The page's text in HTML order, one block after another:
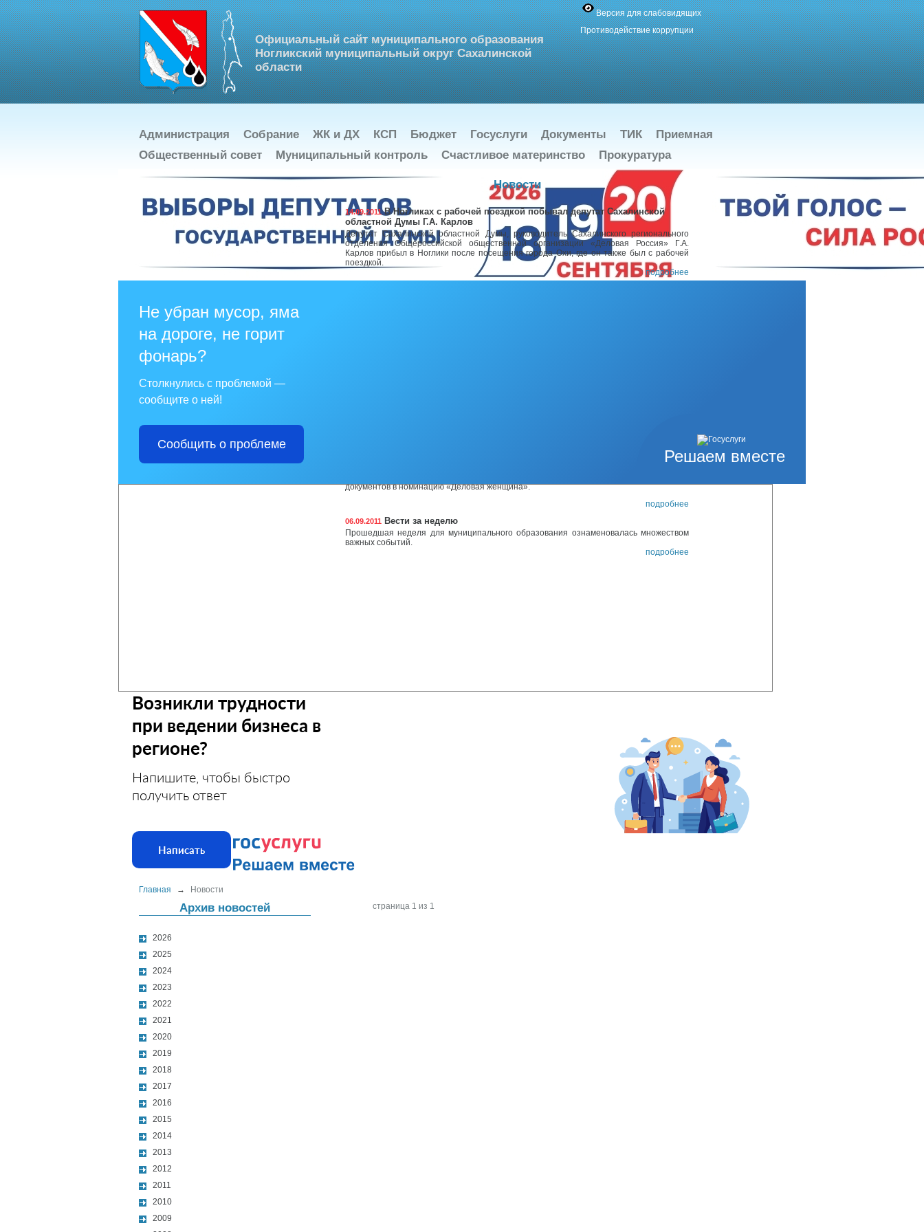
Официальный сайт муниципального образования
Ногликский муниципальный округ Сахалинской
области
Версия для слабовидящих
Противодействие коррупции
Администрация Собрание ЖК и ДХ КСП Бюджет Госуслуги Документы ТИК
Приемная
Общественный совет
Муниципальный контроль Счастливое материнство Прокуратура
Решаем вместе
Не убран мусор, яма
на дороге, не горит
фонарь?
Столкнулись с проблемой —
сообщите о ней!
Сообщить о проблеме
Возникли трудности
при ведении бизнеса в
регионе?
Напишите, чтобы быстро
получить ответ
Написать
Главная → Новости
Архив новостей
2026
2025
2024
2023
2022
2021
2020
2019
2018
2017
2016
2015
2014
2013
2012
2011
2010
2009
Новости
14.09.2011В Ногликах с рабочей поездкой побывал депутат Сахалинской
областной Думы Г.А. Карлов
Депутат Сахалинской областной Думы, руководитель Сахалинского регионального
отделения Общероссийской общественной организации «Деловая Россия» Г.А.
Карлов прибыл в Ноглики после посещения города Охи, где он также был с рабочей
поездкой.
подробнее
состоялось награждение по итогам муниципального конкурса «Женщина
документов в номинацию «Деловая женщина».
подробнее
06.09.2011 Вести за неделю
Прошедшая неделя для муниципального образования ознаменовалась множеством
важных событий.
подробнее
страница 1 из 1